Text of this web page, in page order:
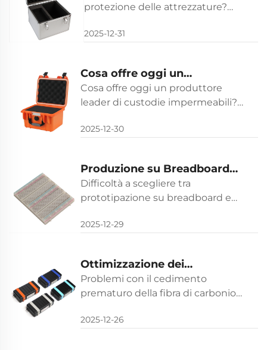
custodie in alluminio in Cina
protezione delle attrezzature?
alluminio di Everest Case,
personalizzazione e ROI senza
pari. Richiedi un preventivo oggi
stesso.
2025-12-31
Cosa offre oggi un
produttore di custodie
impermeabili
Cosa offre oggi un produttore
leader di custodie impermeabili?
STD, inserti in schiuma
Scopri ora tutte le caratteristiche.
2025-12-30
Produzione su Breadboard
vs. PCB: Scegliere l'Approccio
Giusto per il Tuo Progetto
Difficoltà a scegliere tra
prototipazione su breadboard e
velocità, costo, affidabilità e
consulenza esperta.
2025-12-29
Ottimizzazione dei
Componenti in Fibra di
Carbonio per un Uso
Problemi con il cedimento
prematuro della fibra di carbonio?
ottimizzazione in 5 passaggi di
2025-12-26